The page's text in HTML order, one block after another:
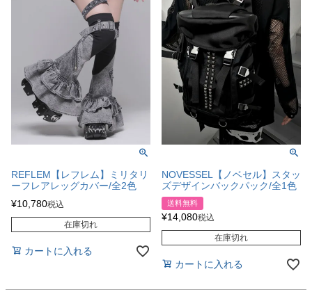
REFLEM【レフレム】ミリタリ
ーフレアレッグカバー/全2色
¥10,780税込
在庫切れ
カートに入れる
NOVESSEL【ノベセル】スタッ
ズデザインバックパック/全1色
送料無料
¥14,080税込
在庫切れ
カートに入れる